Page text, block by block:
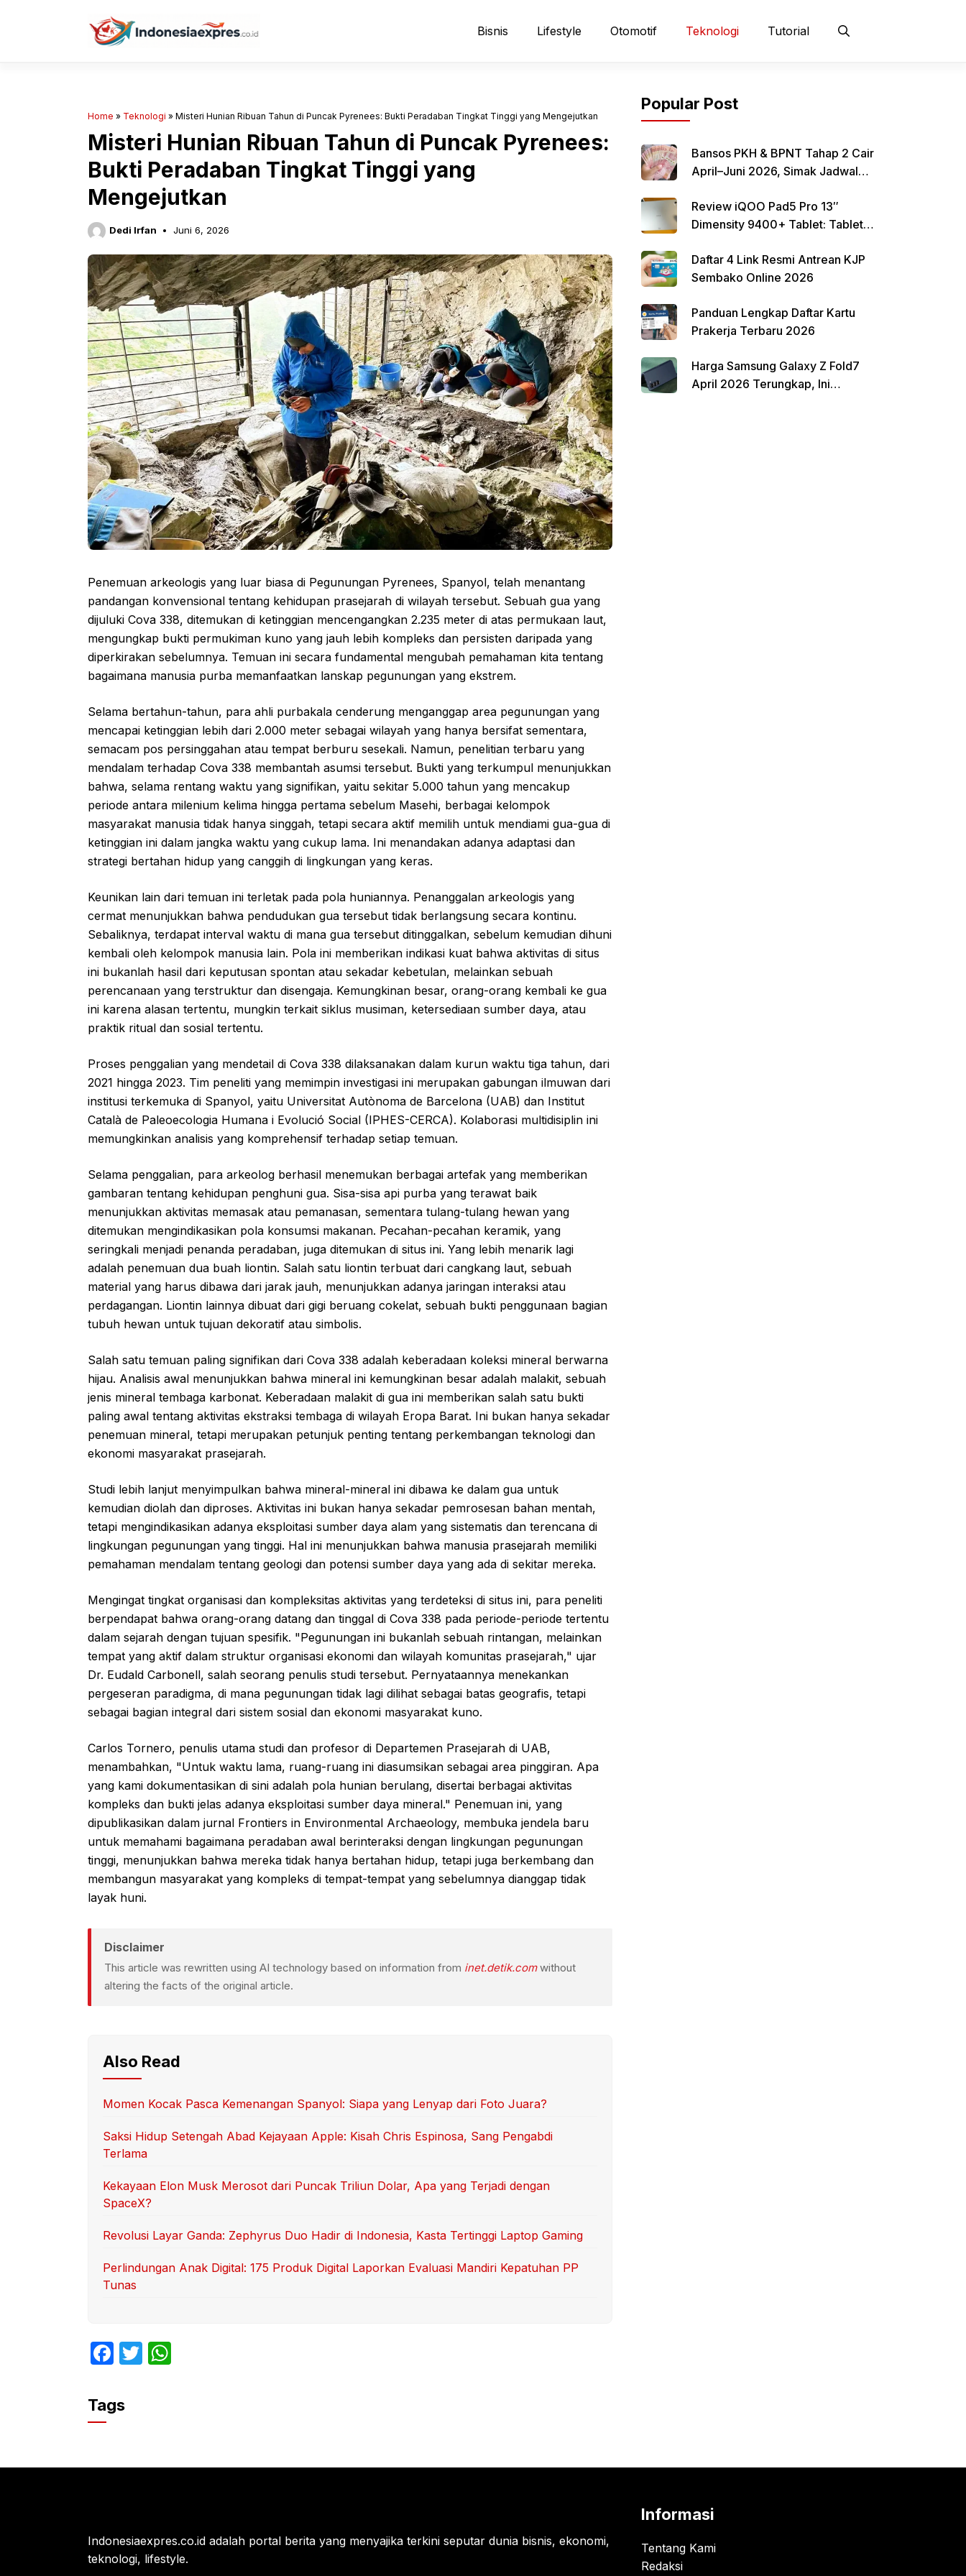
Bisnis Lifestyle Otomotif Teknologi Tutorial
Home » Teknologi » Misteri Hunian Ribuan Tahun di Puncak Pyrenees: Bukti Peradaban Tingkat Tinggi yang Mengejutkan
Misteri Hunian Ribuan Tahun di Puncak Pyrenees:
Bukti Peradaban Tingkat Tinggi yang
Mengejutkan
Dedi Irfan Juni 6, 2026
Penemuan arkeologis yang luar biasa di Pegunungan Pyrenees, Spanyol, telah menantang
pandangan konvensional tentang kehidupan prasejarah di wilayah tersebut. Sebuah gua yang
dijuluki Cova 338, ditemukan di ketinggian mencengangkan 2.235 meter di atas permukaan laut,
mengungkap bukti permukiman kuno yang jauh lebih kompleks dan persisten daripada yang
diperkirakan sebelumnya. Temuan ini secara fundamental mengubah pemahaman kita tentang
bagaimana manusia purba memanfaatkan lanskap pegunungan yang ekstrem.
Selama bertahun-tahun, para ahli purbakala cenderung menganggap area pegunungan yang
mencapai ketinggian lebih dari 2.000 meter sebagai wilayah yang hanya bersifat sementara,
semacam pos persinggahan atau tempat berburu sesekali. Namun, penelitian terbaru yang
mendalam terhadap Cova 338 membantah asumsi tersebut. Bukti yang terkumpul menunjukkan
bahwa, selama rentang waktu yang signifikan, yaitu sekitar 5.000 tahun yang mencakup
periode antara milenium kelima hingga pertama sebelum Masehi, berbagai kelompok
masyarakat manusia tidak hanya singgah, tetapi secara aktif memilih untuk mendiami gua-gua di
ketinggian ini dalam jangka waktu yang cukup lama. Ini menandakan adanya adaptasi dan
strategi bertahan hidup yang canggih di lingkungan yang keras.
Keunikan lain dari temuan ini terletak pada pola huniannya. Penanggalan arkeologis yang
cermat menunjukkan bahwa pendudukan gua tersebut tidak berlangsung secara kontinu.
Sebaliknya, terdapat interval waktu di mana gua tersebut ditinggalkan, sebelum kemudian dihuni
kembali oleh kelompok manusia lain. Pola ini memberikan indikasi kuat bahwa aktivitas di situs
ini bukanlah hasil dari keputusan spontan atau sekadar kebetulan, melainkan sebuah
perencanaan yang terstruktur dan disengaja. Kemungkinan besar, orang-orang kembali ke gua
ini karena alasan tertentu, mungkin terkait siklus musiman, ketersediaan sumber daya, atau
praktik ritual dan sosial tertentu.
Proses penggalian yang mendetail di Cova 338 dilaksanakan dalam kurun waktu tiga tahun, dari
2021 hingga 2023. Tim peneliti yang memimpin investigasi ini merupakan gabungan ilmuwan dari
institusi terkemuka di Spanyol, yaitu Universitat Autònoma de Barcelona (UAB) dan Institut
Català de Paleoecologia Humana i Evolució Social (IPHES-CERCA). Kolaborasi multidisiplin ini
memungkinkan analisis yang komprehensif terhadap setiap temuan.
Selama penggalian, para arkeolog berhasil menemukan berbagai artefak yang memberikan
gambaran tentang kehidupan penghuni gua. Sisa-sisa api purba yang terawat baik
menunjukkan aktivitas memasak atau pemanasan, sementara tulang-tulang hewan yang
ditemukan mengindikasikan pola konsumsi makanan. Pecahan-pecahan keramik, yang
seringkali menjadi penanda peradaban, juga ditemukan di situs ini. Yang lebih menarik lagi
adalah penemuan dua buah liontin. Salah satu liontin terbuat dari cangkang laut, sebuah
material yang harus dibawa dari jarak jauh, menunjukkan adanya jaringan interaksi atau
perdagangan. Liontin lainnya dibuat dari gigi beruang cokelat, sebuah bukti penggunaan bagian
tubuh hewan untuk tujuan dekoratif atau simbolis.
Salah satu temuan paling signifikan dari Cova 338 adalah keberadaan koleksi mineral berwarna
hijau. Analisis awal menunjukkan bahwa mineral ini kemungkinan besar adalah malakit, sebuah
jenis mineral tembaga karbonat. Keberadaan malakit di gua ini memberikan salah satu bukti
paling awal tentang aktivitas ekstraksi tembaga di wilayah Eropa Barat. Ini bukan hanya sekadar
penemuan mineral, tetapi merupakan petunjuk penting tentang perkembangan teknologi dan
ekonomi masyarakat prasejarah.
Studi lebih lanjut menyimpulkan bahwa mineral-mineral ini dibawa ke dalam gua untuk
kemudian diolah dan diproses. Aktivitas ini bukan hanya sekadar pemrosesan bahan mentah,
tetapi mengindikasikan adanya eksploitasi sumber daya alam yang sistematis dan terencana di
lingkungan pegunungan yang tinggi. Hal ini menunjukkan bahwa manusia prasejarah memiliki
pemahaman mendalam tentang geologi dan potensi sumber daya yang ada di sekitar mereka.
Mengingat tingkat organisasi dan kompleksitas aktivitas yang terdeteksi di situs ini, para peneliti
berpendapat bahwa orang-orang datang dan tinggal di Cova 338 pada periode-periode tertentu
dalam sejarah dengan tujuan spesifik. "Pegunungan ini bukanlah sebuah rintangan, melainkan
tempat yang aktif dalam struktur organisasi ekonomi dan wilayah komunitas prasejarah," ujar
Dr. Eudald Carbonell, salah seorang penulis studi tersebut. Pernyataannya menekankan
pergeseran paradigma, di mana pegunungan tidak lagi dilihat sebagai batas geografis, tetapi
sebagai bagian integral dari sistem sosial dan ekonomi masyarakat kuno.
Carlos Tornero, penulis utama studi dan profesor di Departemen Prasejarah di UAB,
menambahkan, "Untuk waktu lama, ruang-ruang ini diasumsikan sebagai area pinggiran. Apa
yang kami dokumentasikan di sini adalah pola hunian berulang, disertai berbagai aktivitas
kompleks dan bukti jelas adanya eksploitasi sumber daya mineral." Penemuan ini, yang
dipublikasikan dalam jurnal Frontiers in Environmental Archaeology, membuka jendela baru
untuk memahami bagaimana peradaban awal berinteraksi dengan lingkungan pegunungan
tinggi, menunjukkan bahwa mereka tidak hanya bertahan hidup, tetapi juga berkembang dan
membangun masyarakat yang kompleks di tempat-tempat yang sebelumnya dianggap tidak
layak huni.
Disclaimer
This article was rewritten using AI technology based on information from inet.detik.comwithout
altering the facts of the original article.
Also Read
Momen Kocak Pasca Kemenangan Spanyol: Siapa yang Lenyap dari Foto Juara?
Saksi Hidup Setengah Abad Kejayaan Apple: Kisah Chris Espinosa, Sang Pengabdi
Terlama
Kekayaan Elon Musk Merosot dari Puncak Triliun Dolar, Apa yang Terjadi dengan
SpaceX?
Revolusi Layar Ganda: Zephyrus Duo Hadir di Indonesia, Kasta Tertinggi Laptop Gaming
Perlindungan Anak Digital: 175 Produk Digital Laporkan Evaluasi Mandiri Kepatuhan PP
Tunas
F
c
e
o
T
p
Tags
Popular Post
Bansos PKH & BPNT Tahap 2 Cair
April–Juni 2026, Simak Jadwal
Review iQOO Pad5 Pro 13″
Dimensity 9400+ Tablet: Tablet
9400+ dengan Harga Terjangkau
Daftar 4 Link Resmi Antrean KJP
Sembako Online 2026
Panduan Lengkap Daftar Kartu
Prakerja Terbaru 2026
Harga Samsung Galaxy Z Fold7
April 2026 Terungkap, Ini
Indonesiaexpres.co.id adalah portal berita yang menyajika terkini seputar dunia bisnis, ekonomi,
teknologi, lifestyle.
Informasi
Tentang Kami
Redaksi